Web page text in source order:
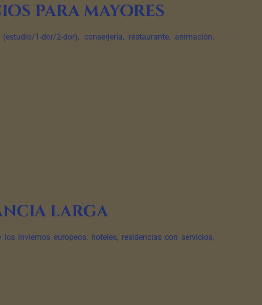
para mayores
1-dor/2-dor), conserjería, restaurante, animación,
larga
inviernos europeos: hoteles, residencias con servicios,